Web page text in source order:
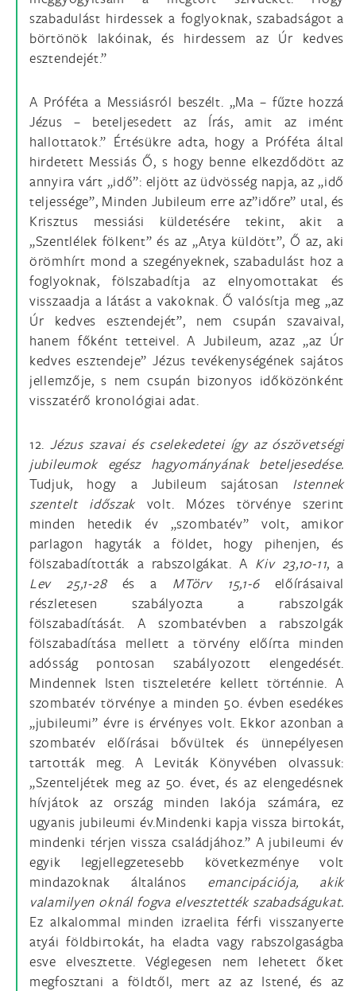
szabadulást hirdessek a foglyoknak, szabadságot a
börtönök lakóinak, és hirdessem az Úr kedves
esztendejét.”
A Próféta a Messiásról beszélt. „Ma – fűzte hozzá
Jézus – beteljesedett az Írás, amit az imént
hallottatok.” Értésükre adta, hogy a Próféta által
hirdetett Messiás Ő, s hogy benne elkezdődött az
annyira várt „idő”: eljött az üdvösség napja, az „idő
teljessége”, Minden Jubileum erre az”időre” utal, és
Krisztus messiási küldetésére tekint, akit a
„Szentlélek fölkent” és az „Atya küldött”, Ő az, aki
örömhírt mond a szegényeknek, szabadulást hoz a
foglyoknak, fölszabadítja az elnyomottakat és
visszaadja a látást a vakoknak. Ő valósítja meg „az
Úr kedves esztendejét”, nem csupán szavaival,
hanem főként tetteivel. A Jubileum, azaz „az Úr
kedves esztendeje” Jézus tevékenységének sajátos
jellemzője, s nem csupán bizonyos időközönként
visszatérő kronológiai adat.
12.Jézus szavai és cselekedetei így az ószövetségi
jubileumok egész hagyományának beteljesedése.
Tudjuk, hogy a Jubileum sajátosan Istennek
szentelt időszak volt. Mózes törvénye szerint
minden hetedik év „szombatév” volt, amikor
parlagon hagyták a földet, hogy pihenjen, és
fölszabadították a rabszolgákat. A Kiv 23,10-11, a
Lev 25,1-28és a MTörv 15,1-6előírásaival
részletesen szabályozta a rabszolgák
fölszabadítását. A szombatévben a rabszolgák
fölszabadítása mellett a törvény előírta minden
adósság pontosan szabályozott elengedését.
Mindennek Isten tiszteletére kellett történnie. A
szombatév törvénye a minden 50. évben esedékes
„jubileumi” évre is érvényes volt. Ekkor azonban a
szombatév előírásai bővültek és ünnepélyesen
tartották meg. A Leviták Könyvében olvassuk:
„Szenteljétek meg az 50. évet, és az elengedésnek
hívjátok az ország minden lakója számára, ez
ugyanis jubileumi év.Mindenki kapja vissza birtokát,
mindenki térjen vissza családjához.” A jubileumi év
egyik legjellegzetesebb következménye volt
mindazoknak általános emancipációja, akik
valamilyen oknál fogva elvesztették szabadságukat.
Ez alkalommal minden izraelita férfi visszanyerte
atyái földbirtokát, ha eladta vagy rabszolgaságba
esve elvesztette. Véglegesen nem lehetett őket
megfosztani a földtől, mert az az Istené, és az